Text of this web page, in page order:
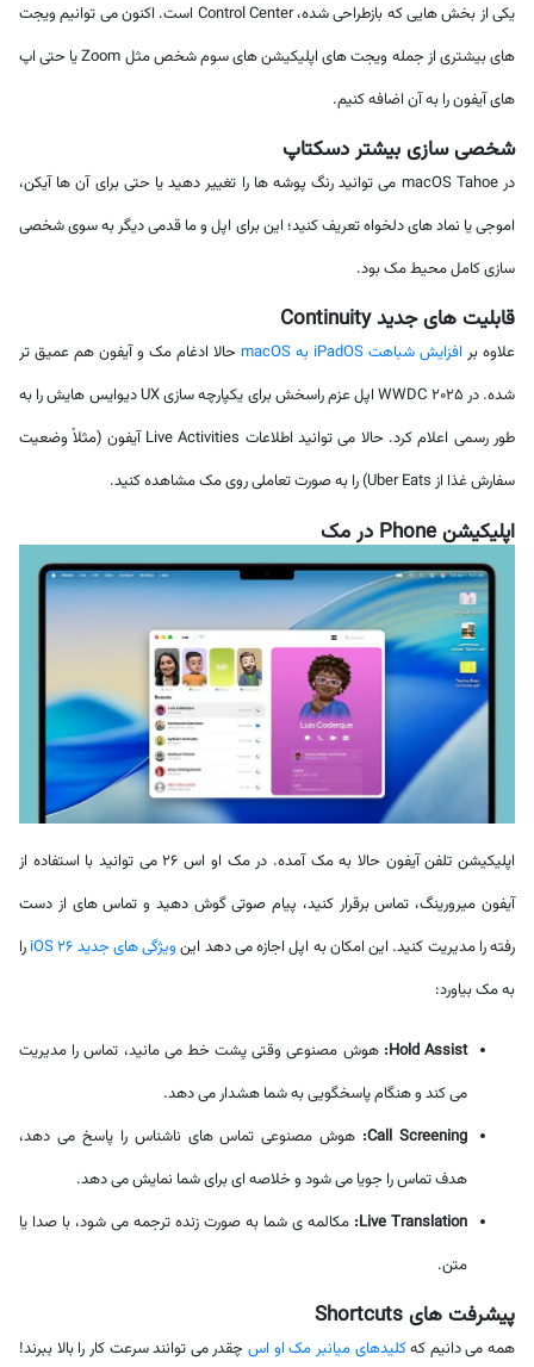
یکی از بخش هایی که بازطراحی شده، Control Center است. اکنون می توانیم ویجت
های بیشتری از جمله ویجت های اپلیکیشن های سوم شخص مثل Zoom یا حتی اپ
های آیفون را به آن اضافه کنیم.
شخصی سازی بیشتر دسکتاپ
در macOS Tahoe می توانید رنگ پوشه ها را تغییر دهید یا حتی برای آن ها آیکن،
اموجی یا نماد های دلخواه تعریف کنید؛ این برای اپل و ما قدمی دیگر به سوی شخصی
سازی کامل محیط مک بود.
قابلیت های جدید Continuity
علاوه بر افزایش شباهت iPadOS به macOS
حالا ادغام مک و آیفون هم عمیق تر
شده. در WWDC 2025 اپل عزم راسخش برای یکپارچه سازی UX دیوایس هایش را به
طور رسمی اعلام کرد. حالا می توانید اطلاعات Live Activities آیفون (مثلاً وضعیت
سفارش غذا از Uber Eats) را به صورت تعاملی روی مک مشاهده کنید.
اپلیکیشن Phone در مک
اپلیکیشن تلفن آیفون حالا به مک آمده. در مک او اس 26 می توانید با استفاده از
آیفون میرورینگ، تماس برقرار کنید، پیام صوتی گوش دهید و تماس های از دست
رفته را مدیریت کنید. این امکان به اپل اجازه می دهد این ویژگی های جدید iOS 26
را
به مک بیاورد:
Hold Assist: هوش مصنوعی وقتی پشت خط می مانید، تماس را مدیریت
می کند و هنگام پاسخگویی به شما هشدار می دهد.
Call Screening: هوش مصنوعی تماس های ناشناس را پاسخ می دهد،
هدف تماس را جویا می شود و خلاصه ای برای شما نمایش می دهد.
Live Translation: مکالمه ی شما به صورت زنده ترجمه می شود، با صدا یا
متن.
پیشرفت های Shortcuts
همه می دانیم کهکلیدهای میانبر مک او اس چقدر می توانند سرعت کار را بالا ببرند!